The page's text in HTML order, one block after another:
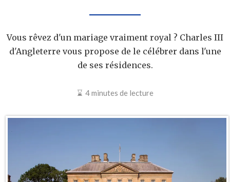
Vous rêvez d'un mariage vraiment royal ? Charles III
d'Angleterre vous propose de le célébrer dans l'une
de ses résidences.
4 minutes de lecture